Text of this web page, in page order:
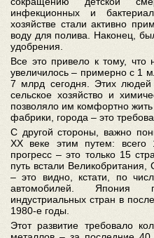
инфекционных и
хозяйстве стали активно
воду для полива. Наконец,
удобрения.
Все это привело к тому, что
увеличилось – примерно с 1
7 млрд сегодня. Этих
сельское хозяйство и
позволяло им комфортно
фабрики, города – это
С другой стороны, важно
XX веке этим путем: всего
прогресс – это только 15
путь встали
– это видно, кстати, по
автомобилей. Япония
индустриальных стран в
1980-е годы.
Этот развитие требовало